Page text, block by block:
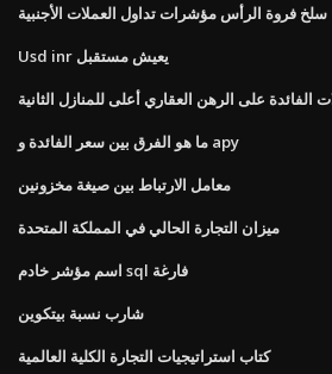
سلخ فروة الرأس مؤشرات تداول العملات الأجنبية
Usd inr يعيش مستقبل
الفائدة على الرهن العقاري أعلى للمنازل الثانية
ما هو الفرق بين سعر الفائدة و apy
معامل الارتباط بين صيغة مخزونين
ميزان التجارة الحالي في المملكة المتحدة
اسم مؤشر خادم sql فارغة
شارب نسبة بيتكوين
كتاب استراتيجيات التجارة الكلية العالمية